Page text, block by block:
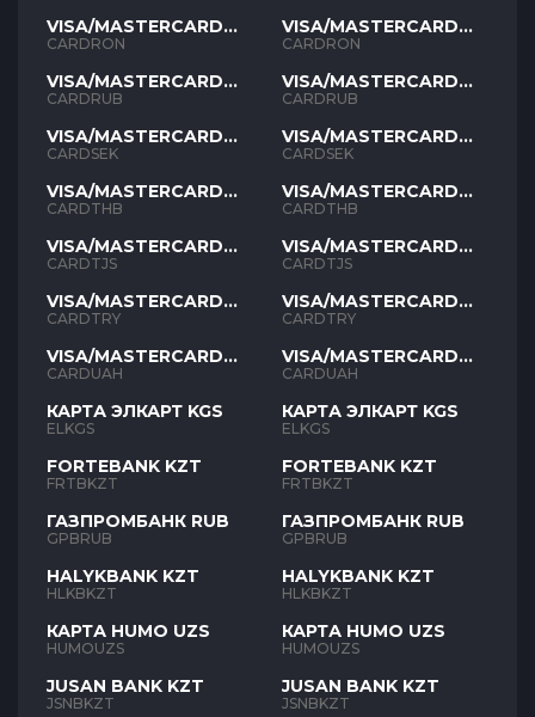
VISA/MASTERCARD
RON
CARDRON
VISA/MASTERCARD
RUB
CARDRUB
VISA/MASTERCARD
SEK
CARDSEK
VISA/MASTERCARD
THB
CARDTHB
VISA/MASTERCARD
TJS
CARDTJS
VISA/MASTERCARD
TYR
CARDTRY
VISA/MASTERCARD
UAH
CARDUAH
КАРТА ЭЛКАРТ KGS
ELKGS
FORTEBANK KZT
FRTBKZT
ГАЗПРОМБАНК RUB
GPBRUB
HALYKBANK KZT
HLKBKZT
КАРТА HUMO UZS
HUMOUZS
JUSAN BANK KZT
JSNBKZT
VISA/MASTERCARD
RON
CARDRON
VISA/MASTERCARD
RUB
CARDRUB
VISA/MASTERCARD
SEK
CARDSEK
VISA/MASTERCARD
THB
CARDTHB
VISA/MASTERCARD
TJS
CARDTJS
VISA/MASTERCARD
TYR
CARDTRY
VISA/MASTERCARD
UAH
CARDUAH
КАРТА ЭЛКАРТ KGS
ELKGS
FORTEBANK KZT
FRTBKZT
ГАЗПРОМБАНК RUB
GPBRUB
HALYKBANK KZT
HLKBKZT
КАРТА HUMO UZS
HUMOUZS
JUSAN BANK KZT
JSNBKZT